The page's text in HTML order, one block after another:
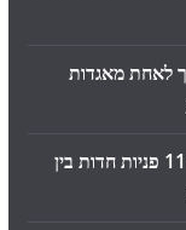
לאחת מאגדות
טרולסטיגן (דרך הטרולים) בנורבגיה: מסע של 11 פניות חדות בין